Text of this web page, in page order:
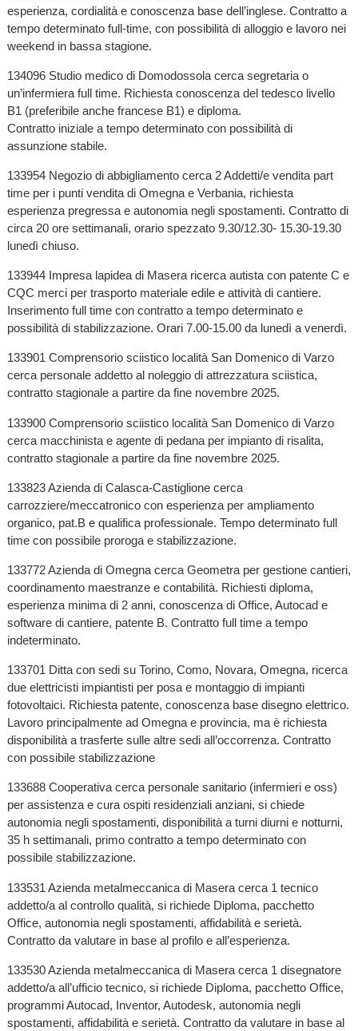
esperienza, cordialità e conoscenza base dell’inglese. Contratto a
tempo determinato full-time, con possibilità di alloggio e lavoro nei
weekend in bassa stagione.
134096 Studio medico di Domodossola cerca segretaria o
un’infermiera full time. Richiesta conoscenza del tedesco livello
B1 (preferibile anche francese B1) e diploma.
Contratto iniziale a tempo determinato con possibilità di
assunzione stabile.
133954 Negozio di abbigliamento cerca 2 Addetti/e vendita part
time per i punti vendita di Omegna e Verbania, richiesta
esperienza pregressa e autonomia negli spostamenti. Contratto di
circa 20 ore settimanali, orario spezzato 9.30/12.30- 15.30-19.30
lunedì chiuso.
133944 Impresa lapidea di Masera ricerca autista con patente C e
CQC merci per trasporto materiale edile e attività di cantiere.
Inserimento full time con contratto a tempo determinato e
possibilità di stabilizzazione. Orari 7.00-15.00 da lunedì a venerdì.
133901 Comprensorio sciistico località San Domenico di Varzo
cerca personale addetto al noleggio di attrezzatura sciistica,
contratto stagionale a partire da fine novembre 2025.
133900 Comprensorio sciistico località San Domenico di Varzo
cerca macchinista e agente di pedana per impianto di risalita,
contratto stagionale a partire da fine novembre 2025.
133823 Azienda di Calasca-Castiglione cerca
carrozziere/meccatronico con esperienza per ampliamento
organico, pat.B e qualifica professionale. Tempo determinato full
time con possibile proroga e stabilizzazione.
133772 Azienda di Omegna cerca Geometra per gestione cantieri,
coordinamento maestranze e contabilità. Richiesti diploma,
esperienza minima di 2 anni, conoscenza di Office, Autocad e
software di cantiere, patente B. Contratto full time a tempo
indeterminato.
133701 Ditta con sedi su Torino, Como, Novara, Omegna, ricerca
due elettricisti impiantisti per posa e montaggio di impianti
fotovoltaici. Richiesta patente, conoscenza base disegno elettrico.
Lavoro principalmente ad Omegna e provincia, ma è richiesta
disponibilità a trasferte sulle altre sedi all’occorrenza. Contratto
con possibile stabilizzazione
133688 Cooperativa cerca personale sanitario (infermieri e oss)
per assistenza e cura ospiti residenziali anziani, si chiede
autonomia negli spostamenti, disponibilità a turni diurni e notturni,
35 h settimanali, primo contratto a tempo determinato con
possibile stabilizzazione.
133531 Azienda metalmeccanica di Masera cerca 1 tecnico
addetto/a al controllo qualità, si richiede Diploma, pacchetto
Office, autonomia negli spostamenti, affidabilità e serietà.
Contratto da valutare in base al profilo e all’esperienza.
133530 Azienda metalmeccanica di Masera cerca 1 disegnatore
addetto/a all’ufficio tecnico, si richiede Diploma, pacchetto Office,
programmi Autocad, Inventor, Autodesk, autonomia negli
spostamenti, affidabilità e serietà. Contratto da valutare in base al